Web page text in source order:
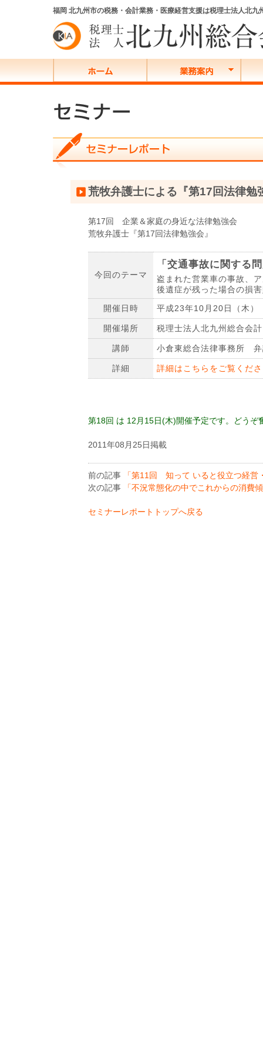
福岡 北九州市の税務・会計業務・医療経営支援は税理士法人北九
荒牧弁護士による『第17回法律勉
第17回 企業＆家庭の身近な法律勉強会
荒牧弁護士『第17回法律勉強会』
今回のテーマ
「交通事故に関する
盗まれた営業車の事故、
後遺症が残った場合の損
開催日時
平成23年10月20日（木
開催場所 税理士法人北九州総合会
講師 小倉東総合法律事務
詳細 詳細はこちらをご覧くだ
第18回 は 12月15日(木)開催予定です。どうぞ
2011年08月25日掲載
前の記事
「第11回 知って いると役立つ経営
次の記事
「不況常態化の中でこれからの消費
セミナーレポートトップへ戻る